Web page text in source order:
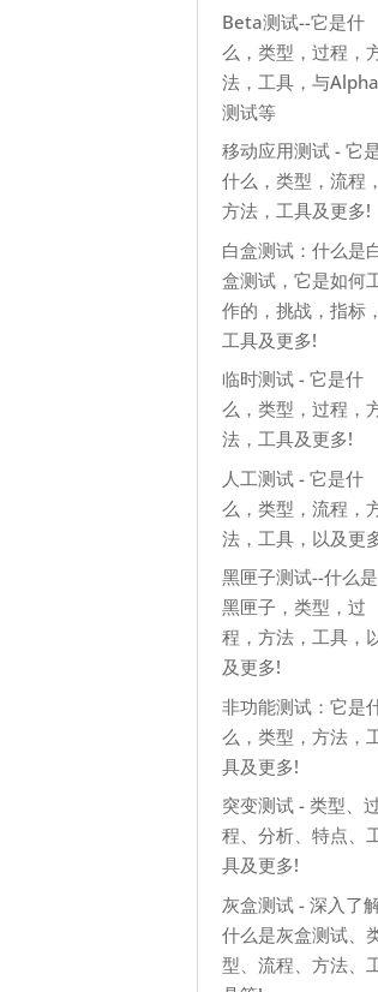
Beta测试--它是什
么，类型，过程，
法，工具，与Alpha
测试等
移动应用测试 - 它
什么，类型，流程，
方法，工具及更多!
白盒测试：什么是
盒测试，它是如何
作的，挑战，指标，
工具及更多!
临时测试 - 它是什
么，类型，过程，
法，工具及更多!
人工测试 - 它是什
么，类型，流程，
法，工具，以及更
黑匣子测试--什么是
黑匣子，类型，过
程，方法，工具，
及更多!
非功能测试：它是
么，类型，方法，
具及更多!
突变测试 - 类型、
程、分析、特点、
具及更多!
灰盒测试 - 深入了
什么是灰盒测试、
型、流程、方法、